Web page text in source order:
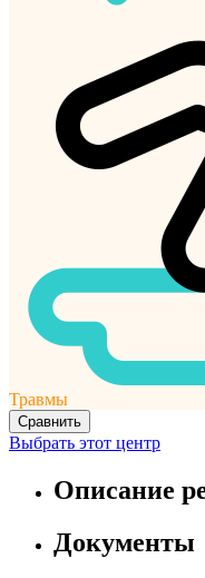
Травмы
Сравнить
Выбрать этот центр
Описание
Документы